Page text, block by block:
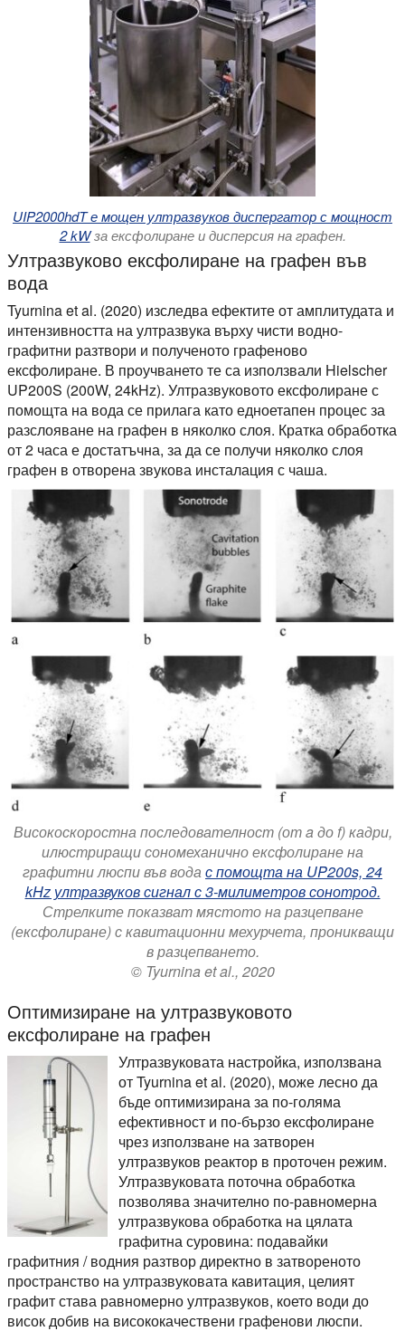
UIP2000hdT е мощен ултразвуков диспергатор с мощност
2 kWза ексфолиране и дисперсия на графен.
Ултразвуково ексфолиране на графен във
вода
Tyurnina et al. (2020) изследва ефектите от амплитудата и
интензивността на ултразвука върху чисти водно-
графитни разтвори и полученото графеново
ексфолиране. В проучването те са използвали Hielscher
UP200S (200W, 24kHz). Ултразвуковото ексфолиране с
помощта на вода се прилага като едноетапен процес за
разслояване на графен в няколко слоя. Кратка обработка
от 2 часа е достатъчна, за да се получи няколко слоя
графен в отворена звукова инсталация с чаша.
Високоскоростна последователност (от a до f) кадри,
илюстриращи сономеханично ексфолиране на
графитни люспи във водас помощта на UP200s, 24
kHz ултразвуков сигнал с 3-милиметров сонотрод.
Стрелките показват мястото на разцепване
(ексфолиране) с кавитационни мехурчета, проникващи
в разцепването.
© Tyurnina et al., 2020
Оптимизиране на ултразвуковото
ексфолиране на графен
Ултразвуковата настройка, използвана
от Tyurnina et al. (2020), може лесно да
бъде оптимизирана за по-голяма
ефективност и по-бързо ексфолиране
чрез използване на затворен
ултразвуков реактор в проточен режим.
Ултразвуковата поточна обработка
позволява значително по-равномерна
ултразвукова обработка на цялата
графитна суровина: подавайки
графитния / водния разтвор директно в затвореното
пространство на ултразвуковата кавитация, целият
графит става равномерно ултразвуков, което води до
висок добив на висококачествени графенови люспи.